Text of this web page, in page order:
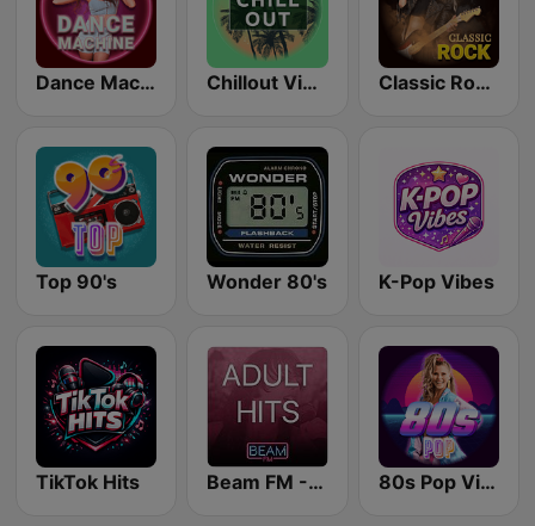
Dance Machine Chillout Vibes Classic Rock Station
Top 90's Wonder 80's K-Pop Vibes
TikTok Hits Beam FM - Adult Hits 80s Pop Vibes